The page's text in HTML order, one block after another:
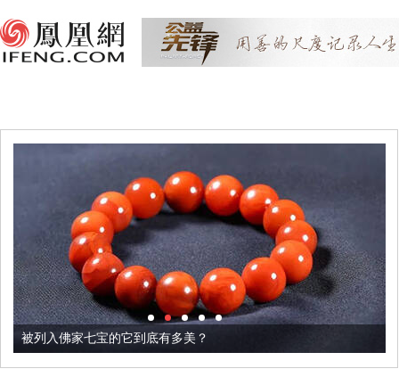
被列入佛家七宝的它到底有多美？